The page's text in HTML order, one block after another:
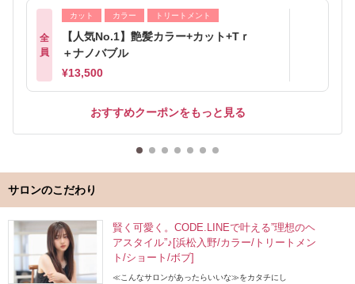
全
員
カット カラー トリートメント
【人気No.1】艶髪カラー+カット+Tｒ
＋ナノバブル
¥13,500
おすすめクーポンをもっと見る
サロンのこだわり
賢く可愛く。CODE.LINEで叶える”理想のヘ
アスタイル”♪[浜松入野/カラー/トリートメン
ト/ショート/ボブ]
≪こんなサロンがあったらいいな≫をカタチにし